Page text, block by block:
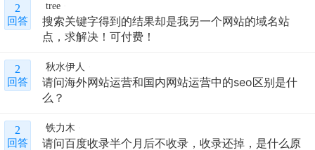
2
回答
tree
搜索关键字得到的结果却是我另一个网站的域名站
点，求解决！可付费！
2
回答
秋水伊人
请问海外网站运营和国内网站运营中的seo区别是什
么？
2
回答
铁力木
请问百度收录半个月后不收录，收录还掉，是什么原